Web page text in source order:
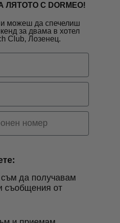
С DORMEO!
и можеш да спечелиш
за двама в хотел
Club, Лозенец.
да получавам
съобщения от